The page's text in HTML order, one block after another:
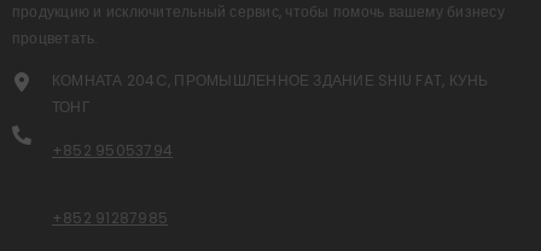
продукцию и исключительный сервис, чтобы помочь вашему бизнесу
процветать.
КОМНАТА 204C, ПРОМЫШЛЕННОЕ ЗДАНИЕ SHIU FAT, КУНЬ
ТОНГ
+852 95053794
+852 91287985